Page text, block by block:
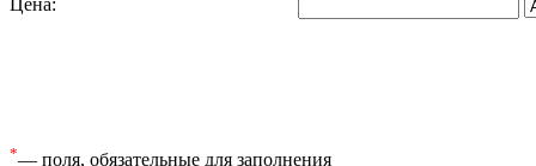
Цена:
*— поля, обязательные для заполнения